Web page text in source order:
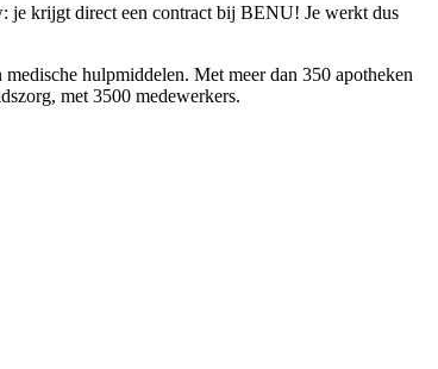
je krijgt direct een contract bij BENU! Je werkt dus
hulpmiddelen. Met meer dan 350 apotheken
met 3500 medewerkers.